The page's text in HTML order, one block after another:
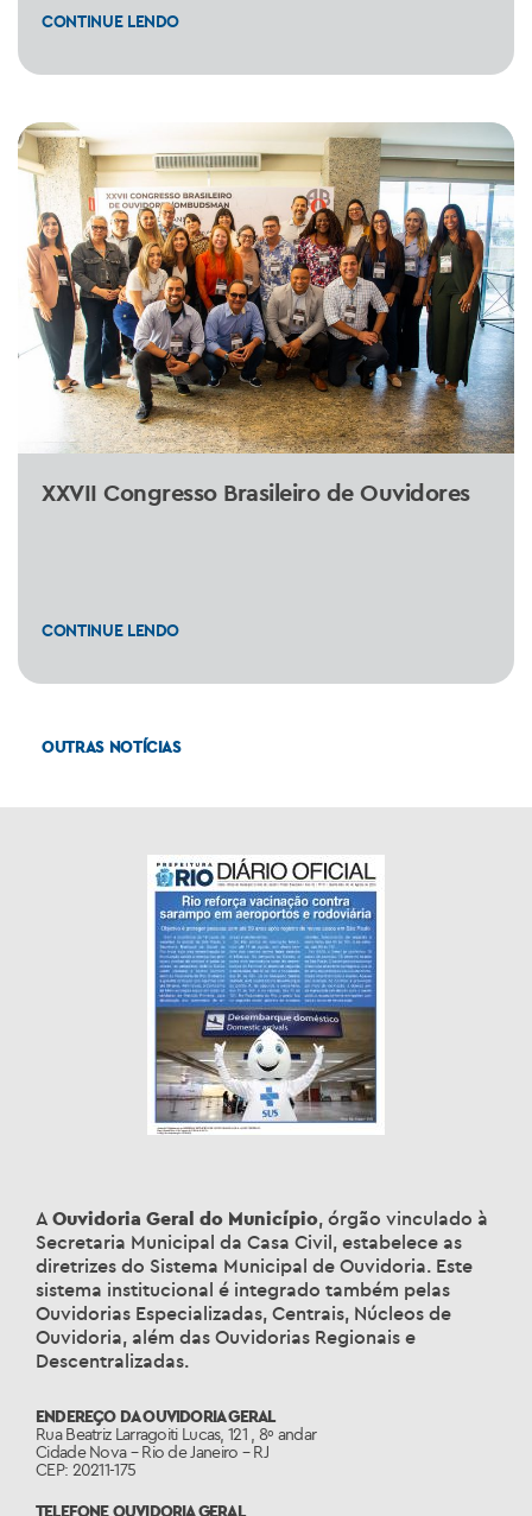
CONTINUE LENDO
XXVII Congresso Brasileiro de Ouvidores
CONTINUE LENDO
OUTRAS NOTÍCIAS
A Ouvidoria Geral do Município, órgão vinculado à
Secretaria Municipal da Casa Civil, estabelece as
diretrizes do Sistema Municipal de Ouvidoria. Este
sistema institucional é integrado também pelas
Ouvidorias Especializadas, Centrais, Núcleos de
Ouvidoria, além das Ouvidorias Regionais e
Descentralizadas.
ENDEREÇO DA OUVIDORIA GERAL
Rua Beatriz Larragoiti Lucas, 121 , 8º andar
Cidade Nova – Rio de Janeiro – RJ
CEP: 20211-175